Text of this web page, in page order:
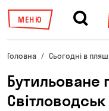
МЕНЮ
Головна Сьогодні в
Бутильоване
Світловодськ